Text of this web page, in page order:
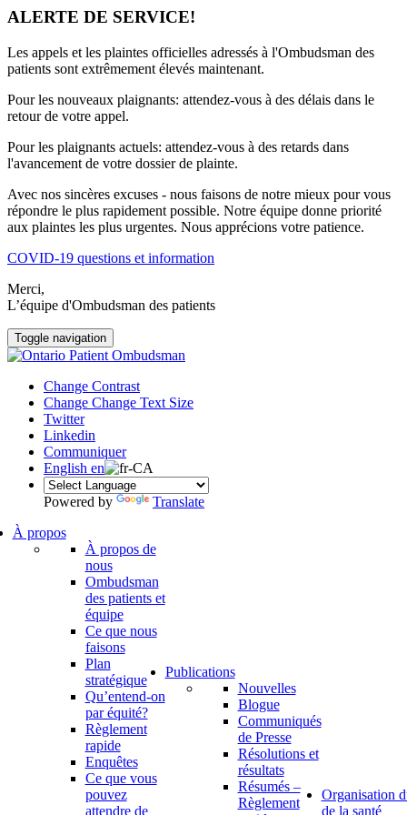
ALERTE DE SERVICE!
Les appels et les plaintes officielles adressés à l'Ombudsman des
patients sont extrêmement élevés maintenant.
Pour les nouveaux plaignants: attendez-vous à des délais dans le
retour de votre appel.
Pour les plaignants actuels: attendez-vous à des retards dans
l'avancement de votre dossier de plainte.
Avec nos sincères excuses - nous faisons de notre mieux pour vous
répondre le plus rapidement possible. Notre équipe donne priorité
aux plaintes les plus urgentes. Nous apprécions votre patience.
COVID-19 questions et information
Merci,
L’équipe d'Ombudsman des patients
Toggle navigation
Change Contrast
Change Change Text Size
Twitter
Linkedin
Communiquer
English en
Powered by Translate
À propos
À propos de
nous
Ombudsman
des patients et
équipe
Ce que nous
faisons
Plan
stratégique
Qu’entend-on
par équité?
Règlement
rapide
Enquêtes
Ce que vous
pouvez
attendre de
Publications
Nouvelles
Blogue
Communiqués
de Presse
Résolutions et
résultats
Résumés –
Règlement
Organisation
de la santé